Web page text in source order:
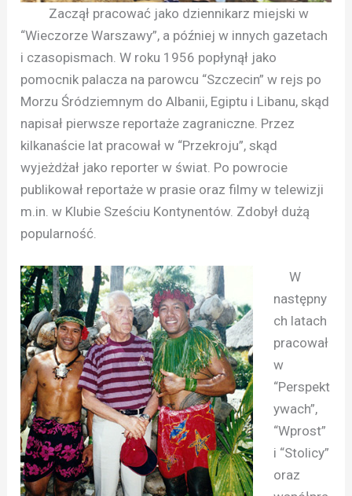
Zaczął pracować jako dziennikarz miejski w
“Wieczorze Warszawy”, a później w innych gazetach
i czasopismach. W roku 1956 popłynął jako
pomocnik palacza na parowcu “Szczecin” w rejs po
Morzu Śródziemnym do Albanii, Egiptu i Libanu, skąd
napisał pierwsze reportaże zagraniczne. Przez
kilkanaście lat pracował w “Przekroju”, skąd
wyjeżdżał jako reporter w świat. Po powrocie
publikował reportaże w prasie oraz filmy w telewizji
m.in. w Klubie Sześciu Kontynentów. Zdobył dużą
popularność.
W
następny
ch latach
pracował
w
“Perspekt
ywach”,
“Wprost”
i “Stolicy”
oraz